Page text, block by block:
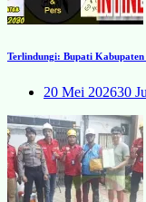
Terlindungi: Bupati
20 Mei 202630